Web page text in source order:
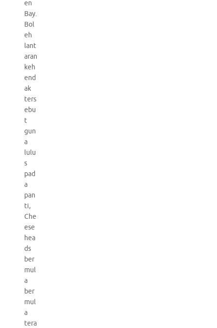
en
Bay.
Bol
eh
lant
aran
keh
end
ak
ters
ebu
t
gun
a
lulu
s
pad
a
pan
ti,
Che
ese
hea
ds
ber
mul
a
ber
mul
a
tera